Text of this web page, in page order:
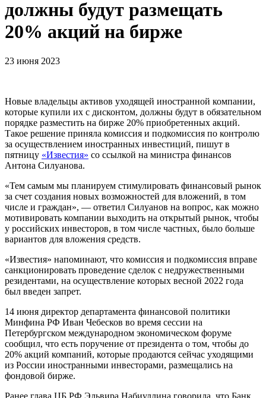
должны будут размещать
20% акций на бирже
23 июня 2023
Новые владельцы активов уходящей иностранной компании,
которые купили их с дисконтом, должны будут в обязательном
порядке разместить на бирже 20% приобретенных акций.
Такое решение приняла комиссия и подкомиссия по контролю
за осуществлением иностранных инвестиций, пишут в
пятницу «Известия» со ссылкой на министра финансов
Антона Силуанова.
«Тем самым мы планируем стимулировать финансовый рынок
за счет создания новых возможностей для вложений, в том
числе и граждан», — ответил Силуанов на вопрос, как можно
мотивировать компании выходить на открытый рынок, чтобы
у российских инвесторов, в том числе частных, было больше
вариантов для вложения средств.
«Известия» напоминают, что комиссия и подкомиссия вправе
санкционировать проведение сделок с недружественными
резидентами, на осуществление которых весной 2022 года
был введен запрет.
14 июня директор департамента финансовой политики
Минфина РФ Иван Чебесков во время сессии на
Петербургском международном экономическом форуме
сообщил, что есть поручение от президента о том, чтобы до
20% акций компаний, которые продаются сейчас уходящими
из России иностранными инвесторами, размещались на
фондовой бирже.
Ранее глава ЦБ РФ Эльвира Набиуллина говорила, что Банк